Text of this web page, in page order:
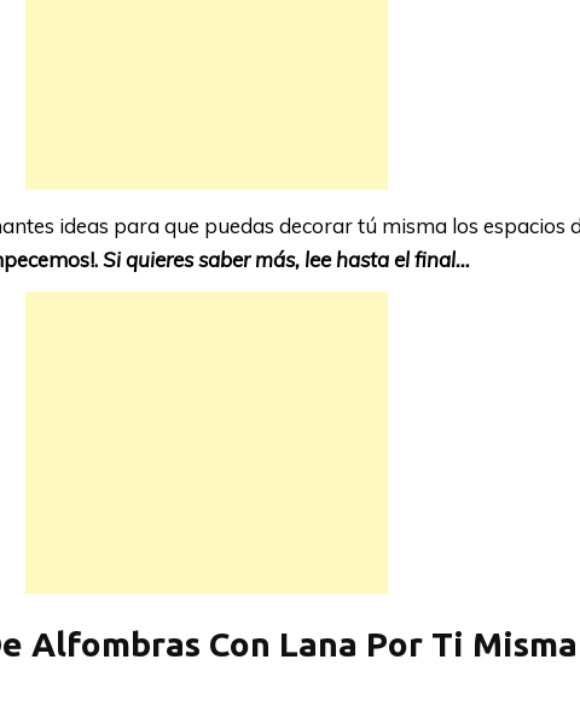
ideas para que puedas decorar tú misma los espacios
Si quieres saber más, lee hasta el final…
Alfombras Con Lana Por Ti Misma